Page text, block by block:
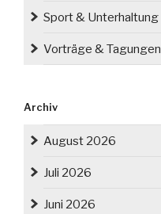
Sport & Unterhaltung
Vorträge & Tagungen
Archiv
August 2026
Juli 2026
Juni 2026